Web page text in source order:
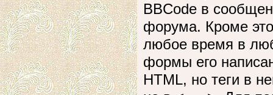
BBCode в
форума. Кроме
любое время в
формы его
HTML, но теги в